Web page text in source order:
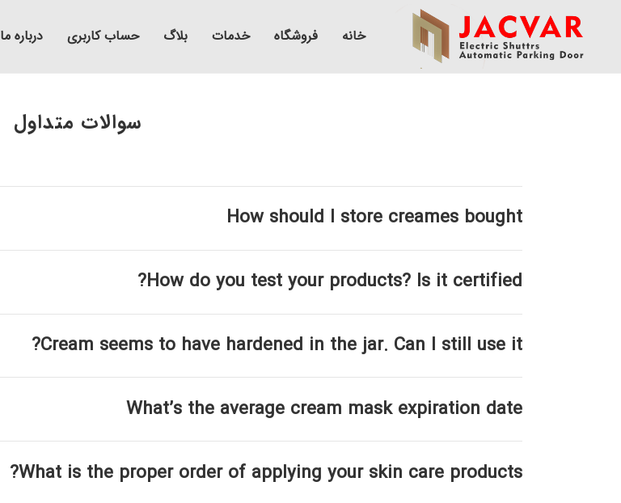
خانه فروشگاه خدمات بلاگ حساب کاربری درباره ما
سوالات متداول
How should I store creames bought
How do you test your products? Is it certified?
Cream seems to have hardened in the jar. Can I still use it?
What’s the average cream mask expiration date
What is the proper order of applying your skin care products?